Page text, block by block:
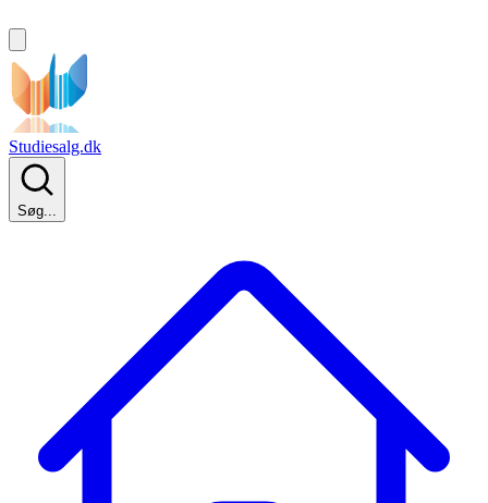
Studiesalg.dk
Søg...